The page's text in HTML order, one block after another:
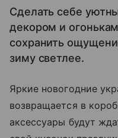
Сделать себе
декором и
сохранить
зиму светлее.
Яркие новогодние
возвращается в
аксессуары будут